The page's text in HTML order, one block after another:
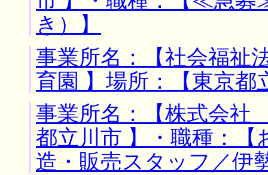
き）】
事業所名：【社会福
育園 】場所：【東京都
事業所名：【株式会社
都立川市 】・職種：
造・販売スタッフ／伊